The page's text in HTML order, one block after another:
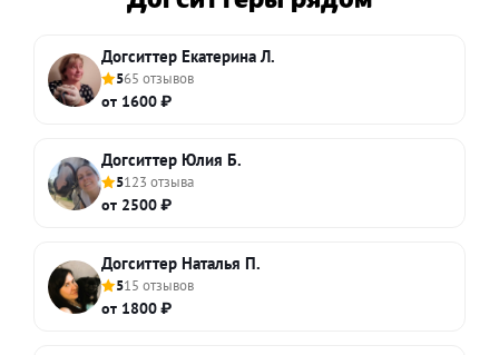
Догситтер Екатерина Л.
565 отзывов
от 1600 ₽
Догситтер Юлия Б.
5123 отзыва
от 2500 ₽
Догситтер Наталья П.
515 отзывов
от 1800 ₽